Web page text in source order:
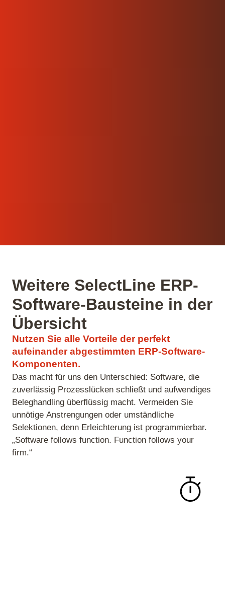
Weitere SelectLine ERP-
Software-Bausteine in der
Übersicht
Nutzen Sie alle Vorteile der perfekt
aufeinander abgestimmten ERP-Software-
Komponenten.
Das macht für uns den Unterschied: Software, die
zuverlässig Prozesslücken schließt und aufwendiges
Beleghandling überflüssig macht. Vermeiden Sie
unnötige Anstrengungen oder umständliche
Selektionen, denn Erleichterung ist programmierbar.
„Software follows function. Function follows your
firm.“